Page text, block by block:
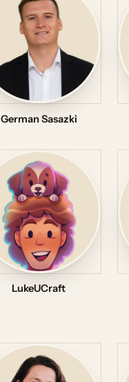
German Sasazki
LukeUCraft